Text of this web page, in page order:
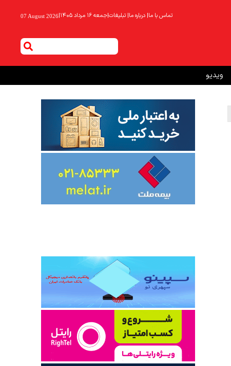
تماس با ما| درباره ما| تبلیغات|جمعه ۱۶ مرداد ۱۴۰۵ |
07 August 2026
ویدیو